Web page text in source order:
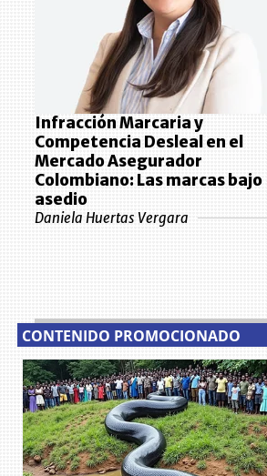
Infracción Marcaria y
Competencia Desleal en el
Mercado Asegurador
Colombiano: Las marcas bajo
asedio
Daniela Huertas Vergara